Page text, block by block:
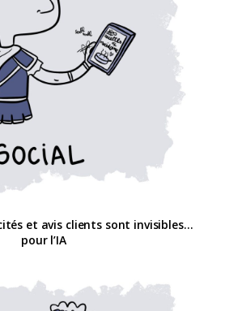
et avis clients sont invisibles…
pour l’IA